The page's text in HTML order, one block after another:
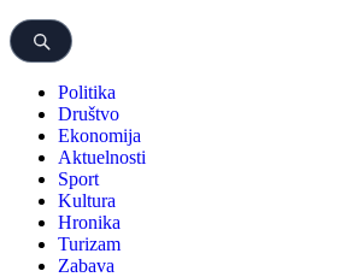
Politika
Društvo
Ekonomija
Aktuelnosti
Sport
Kultura
Hronika
Turizam
Zabava